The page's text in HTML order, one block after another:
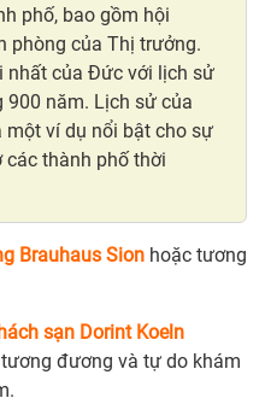
phố, bao gồm hội
phòng của Thị trưởng.
nhất của Đức với lịch sử
900 năm. Lịch sử của
một ví dụ nổi bật cho sự
thành phố thời
Brauhaus Sion hoặc tương
sạn Dorint Koeln
đương và tự do khám